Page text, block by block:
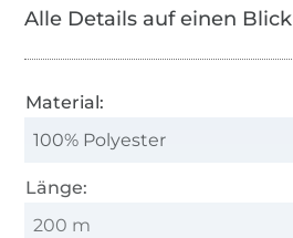
Alle Details auf einen Blick
Material:
100% Polyester
Länge:
200 m